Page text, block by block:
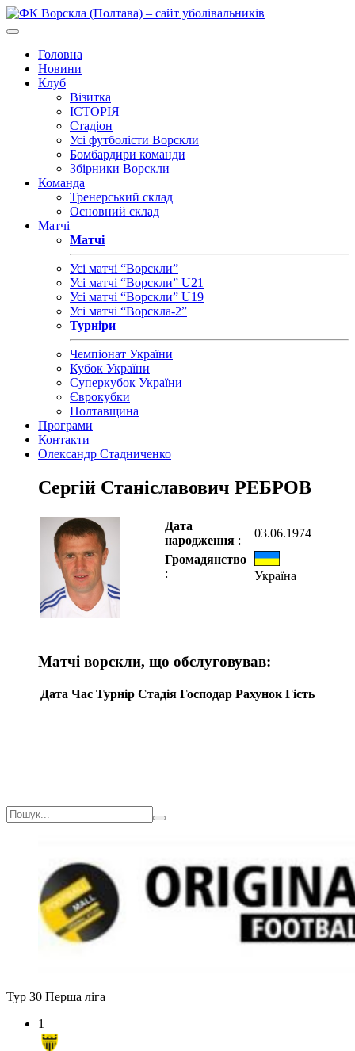
Головна
Новини
Клуб
Візитка
ІСТОРІЯ
Стадіон
Усі футболісти Ворскли
Бомбардири команди
Збірники Ворскли
Команда
Тренерський склад
Основний склад
Матчі
Матчі
Усі матчі “Ворскли”
Усі матчі “Ворскли” U21
Усі матчі “Ворскли” U19
Усі матчі “Ворскла-2”
Турніри
Чемпіонат України
Кубок України
Суперкубок України
Єврокубки
Полтавщина
Програми
Контакти
Олександр Стадниченко
Сергій Станіславович РЕБРОВ
Дата
народження :
03.06.1974
Громадянство
:
Україна
Матчі ворскли, що обслуговував:
Дата Час Турнір Стадія Господар Рахунок Гість
Тур 30 Перша ліга
1